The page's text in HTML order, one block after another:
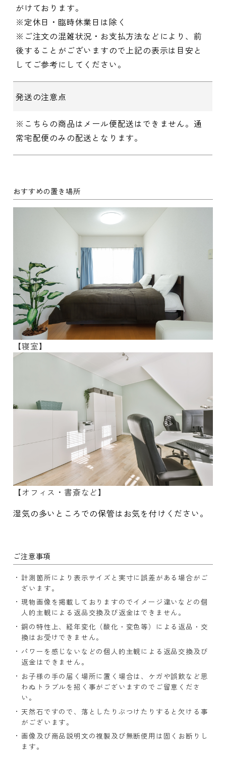
がけております。
※定休日・臨時休業日は除く
※ご注文の混雑状況・お支払方法などにより、前
後することがございますので上記の表示は目安と
してご参考にしてください。
発送の注意点
※こちらの商品はメール便配送はできません。通
常宅配便のみの配送となります。
おすすめの置き場所
【寝室】
【オフィス・書斎など】
湿気の多いところでの保管はお気を付けください。
ご注意事項
計測箇所により表示サイズと実寸に誤差がある場合がご
ざいます。
現物画像を掲載しておりますのでイメージ違いなどの個
人的主観による返品交換及び返金はできません。
銅の特性上、経年変化（酸化・変色等）による返品・交
換はお受けできません。
パワーを感じないなどの個人的主観による返品交換及び
返金はできません。
お子様の手の届く場所に置く場合は、ケガや誤飲など思
わぬトラブルを招く事がございますのでご留意くださ
い。
天然石ですので、落としたりぶつけたりすると欠ける事
がございます。
画像及び商品説明文の複製及び無断使用は固くお断りし
ます。